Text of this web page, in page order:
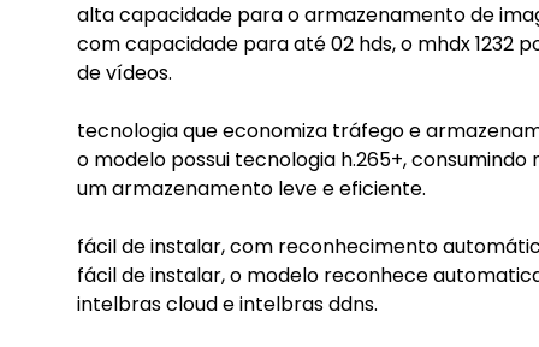
alta capacidade para o armazenamento de
com capacidade para até 02 hds, o mhdx 1232
de vídeos.
tecnologia que economiza tráfego e
o modelo possui tecnologia h.265+,
um armazenamento leve e eficiente.
fácil de instalar, com reconhecimento
fácil de instalar, o modelo reconhece
intelbras cloud e intelbras ddns.